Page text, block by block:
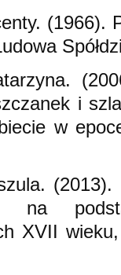
(1966).
i
w
na
XVII